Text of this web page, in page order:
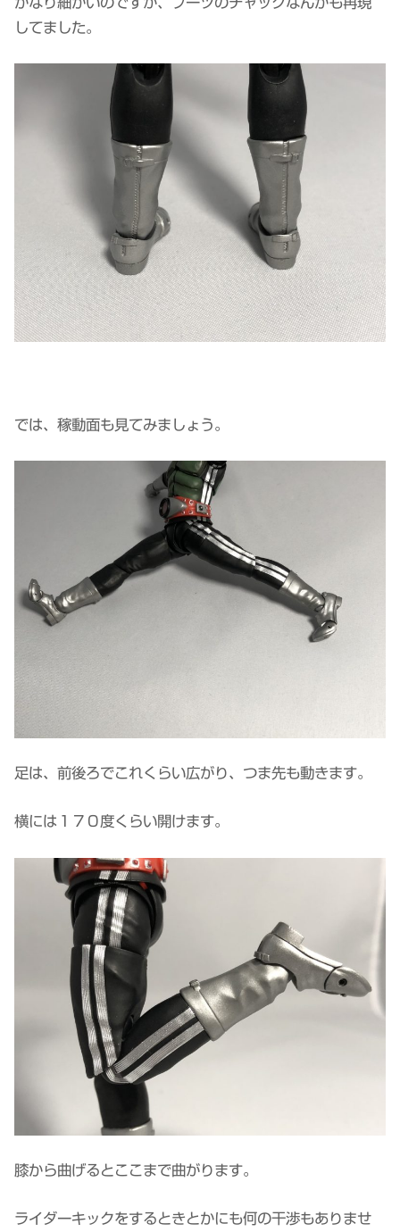
してました。
では、稼動面も見てみましょう。
足は、前後ろでこれくらい広がり、つま先も動きます。
横には１７０度くらい開けます。
膝から曲げるとここまで曲がります。
ライダーキックをするときとかにも何の干渉もありませ